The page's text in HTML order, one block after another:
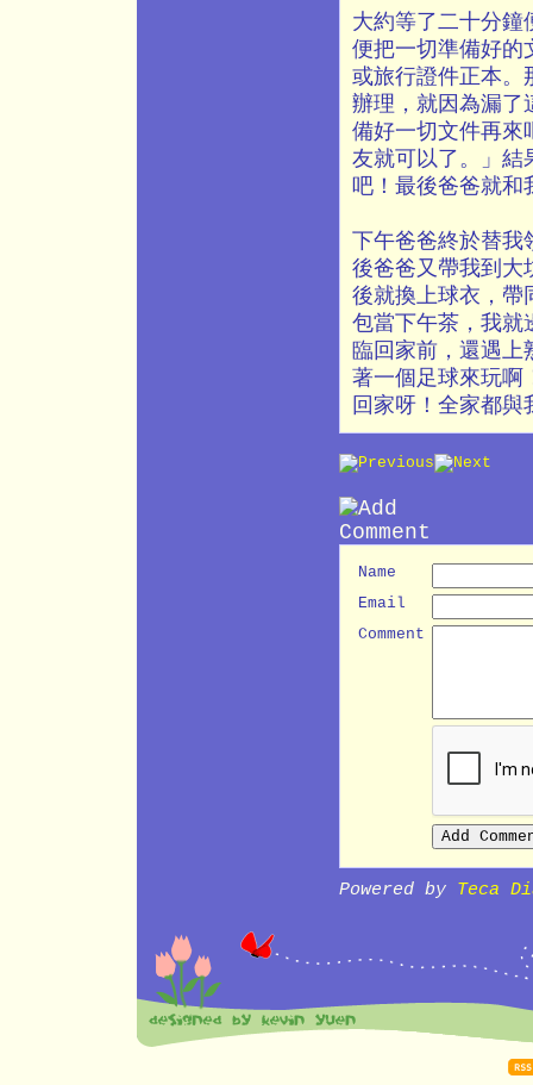
大約等了二十分鐘
便把一切準備好的
或旅行證件正本。
辦理，就因為漏了
備好一切文件再來
友就可以了。」結
吧！最後爸爸就和
下午爸爸終於替我
後爸爸又帶我到大
後就換上球衣，帶
包當下午茶，我就
臨回家前，還遇
著一個足球來玩啊
回家呀！全家都
Name
Email
Comment
Powered by Teca